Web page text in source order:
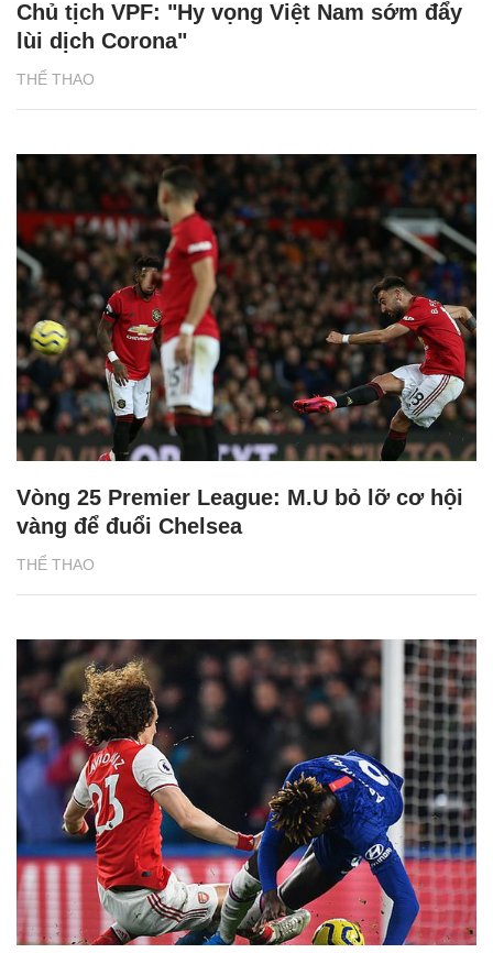
THỂ THAO
Chủ tịch VPF: "Hy vọng Việt Nam sớm đẩy
lùi dịch Corona"
THỂ THAO
Vòng 25 Premier League: M.U bỏ lỡ cơ hội
vàng để đuổi Chelsea